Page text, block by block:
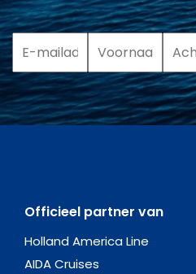
Officieel partner van
Holland America Line
AIDA Cruises